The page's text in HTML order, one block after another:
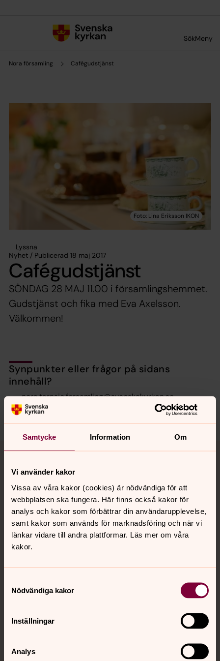
Samtycke Information Om
Vi använder kakor
Vissa av våra kakor (cookies) är nödvändiga för att
webbplatsen ska fungera. Här finns också kakor för
analys och kakor som förbättrar din användarupplevelse,
samt kakor som används för marknadsföring och när vi
länkar vidare till andra plattformar. Läs mer om våra
kakor.
Nödvändiga kakor
Inställningar
Analys
SökMeny
Nora församling Cafégudstjänst
Lyssna
Nyhet / Publicerad 18 maj 2017
Cafégudstjänst
SÖNDAG 28 MAJ 11.00 i församlingshemmet.
Gudstjänst och fika med Eva Axelsson.
Välkommen!
Synpunkter eller frågor på sidans
innehåll?
nora.tarnsjo.forsamling@svenskakyrkan.se
Dela
Tillbaka till toppen
Tillbaka till innehållet
Kontakt
Kalender
Hitta snabbt